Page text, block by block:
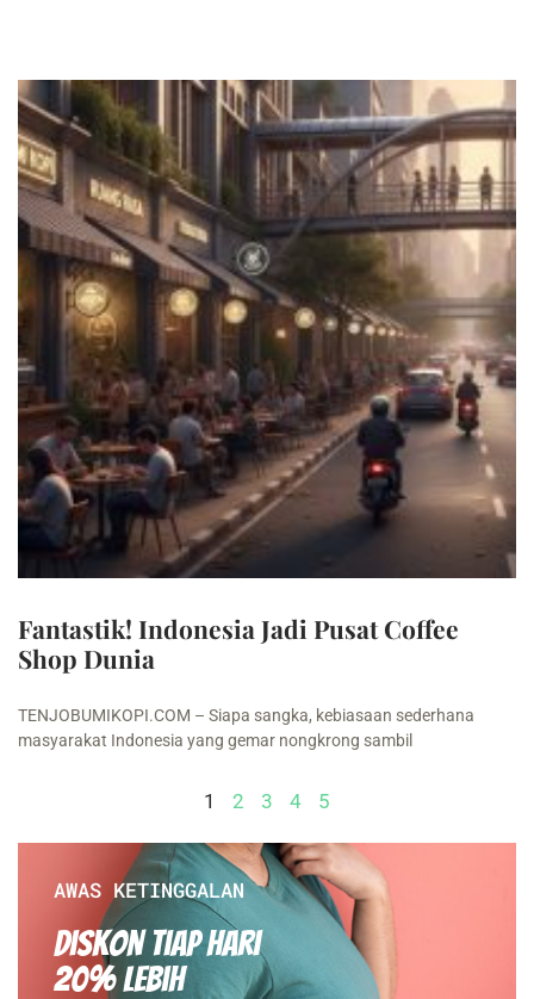
Fantastik! Indonesia Jadi Pusat Coffee
Shop Dunia
TENJOBUMIKOPI.COM – Siapa sangka, kebiasaan sederhana
masyarakat Indonesia yang gemar nongkrong sambil
1 2 3 4 5
AWAS KETINGGALAN
Diskon Tiap hari
20% Lebih